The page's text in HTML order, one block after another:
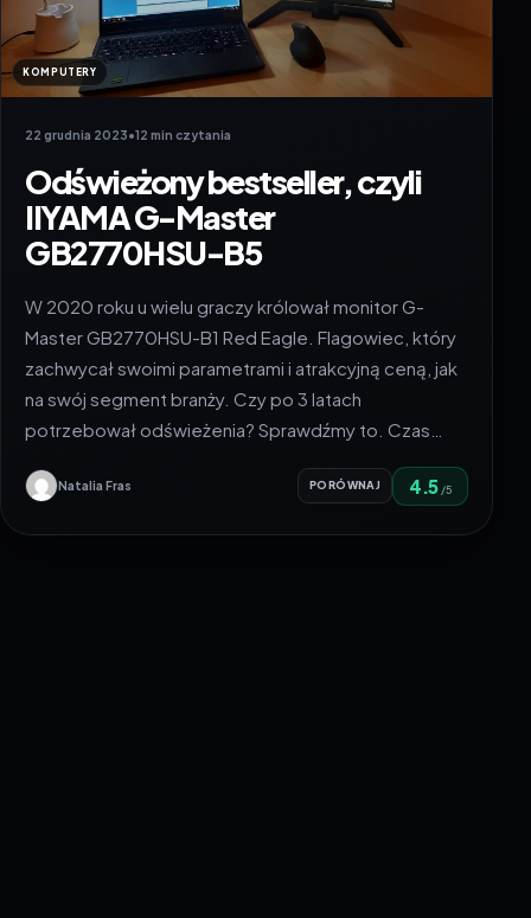
KOMPUTERY
22 grudnia 2023•12 min czytania
Odświeżony bestseller, czyli
IIYAMA G-Master
GB2770HSU-B5
W 2020 roku u wielu graczy królował monitor G-
Master GB2770HSU-B1 Red Eagle. Flagowiec, który
zachwycał swoimi parametrami i atrakcyjną ceną, jak
na swój segment branży. Czy po 3 latach
potrzebował odświeżenia? Sprawdźmy to. Czas…
Natalia Fras PORÓWNAJ 4.5 /5